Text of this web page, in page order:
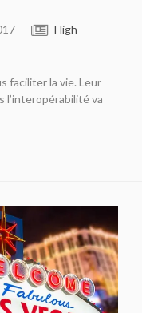
High-
faciliter la vie. Leur
l’interopérabilité va